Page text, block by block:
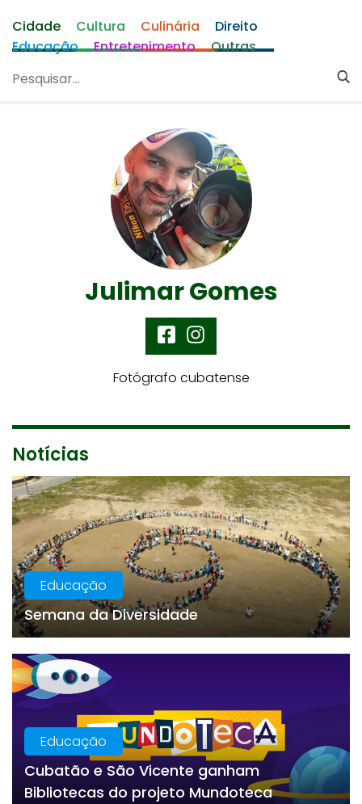
Cidade Cultura Culinária
Direito
Educação
Entretenimento Outras
Julimar Gomes
Fotógrafo cubatense
Notícias
Educação
Semana da Diversidade
Educação
Cubatão e São Vicente ganham
Bibliotecas do projeto Mundoteca